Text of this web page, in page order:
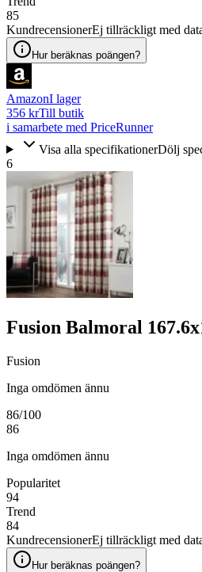
85
KundrecensionerEj tillräckligt med
Hur beräknas poängen?
AmazonI lager
356 krTill butik
i samarbete med PriceRunner
Visa alla specifikationerDölj
6
Fusion Balmoral
Fusion
Inga omdömen ännu
86/100
86
Inga omdömen ännu
Popularitet
94
Trend
84
KundrecensionerEj tillräckligt med
Hur beräknas poängen?